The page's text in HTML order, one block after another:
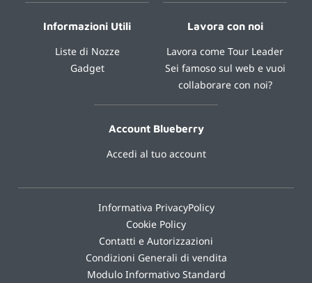
Informazioni Utili
Liste di Nozze
Gadget
Lavora con noi
Lavora come Tour Leader
Sei famoso sul web e vuoi
collaborare con noi?
Account Blueberry
Accedi al tuo account
Informativa PrivacyPolicy
Cookie Policy
Contatti e Autorizzazioni
Condizioni Generali di vendita
Modulo Informativo Standard